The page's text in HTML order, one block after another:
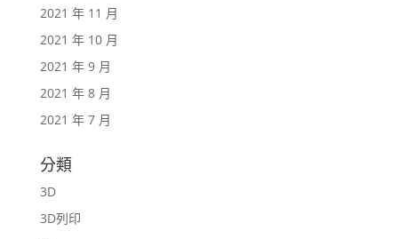
2021 年 11 月
2021 年 10 月
2021 年 9 月
2021 年 8 月
2021 年 7 月
分類
3D
3D列印